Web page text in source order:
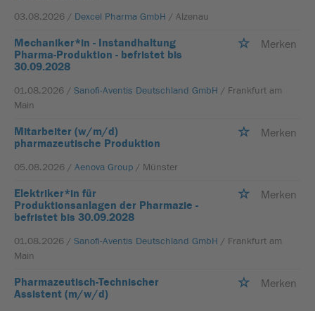
03.08.2026 / Dexcel Pharma GmbH / Alzenau
Mechaniker*in - Instandhaltung
Pharma-Produktion - befristet bis
30.09.2028
Merken
01.08.2026 / Sanofi-Aventis Deutschland GmbH / Frankfurt am
Main
Mitarbeiter (w/m/d)
pharmazeutische Produktion
Merken
05.08.2026 / Aenova Group / Münster
Elektriker*in für
Produktionsanlagen der Pharmazie -
befristet bis 30.09.2028
Merken
01.08.2026 / Sanofi-Aventis Deutschland GmbH / Frankfurt am
Main
Pharmazeutisch-Technischer
Assistent (m/w/d)
Merken